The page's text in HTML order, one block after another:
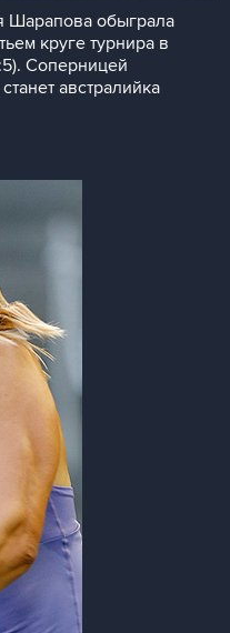
Шарапова обыграла
круге турнира в
Соперницей
австралийка